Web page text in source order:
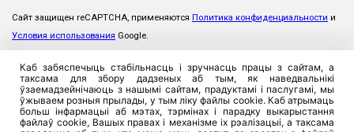
Сайт защищен reCAPTCHA, применяются Политика конфиденциальности и
Условия использования Google.
Каб забяспечыць стабільнасць і зручнасць працы з сайтам, а
таксама для збору дадзеных аб тым, як наведвальнікі
ўзаемадзейнічаюць з нашымі сайтам, прадуктамі і паслугамі, мы
ўжываем розныя прылады, у тым ліку файлы cookie. Каб атрымаць
больш інфармацыі аб мэтах, тэрмінах і парадку выкарыстання
файлаў cookie, Вашых правах і механізме іх рэалізацыі, а таксама